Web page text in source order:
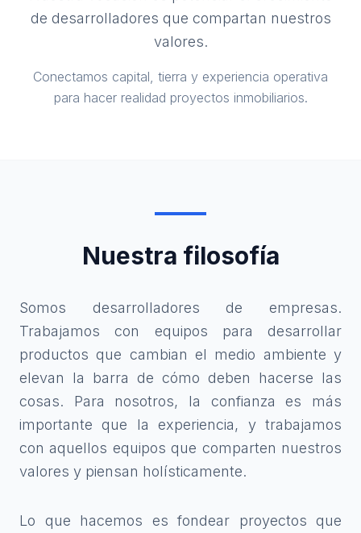
de desarrolladores que compartan nuestros
valores.
Conectamos capital, tierra y experiencia operativa
para hacer realidad proyectos inmobiliarios.
Nuestra filosofía
Somos desarrolladores de empresas.
Trabajamos con equipos para desarrollar
productos que cambian el medio ambiente y
elevan la barra de cómo deben hacerse las
cosas. Para nosotros, la confianza es más
importante que la experiencia, y trabajamos
con aquellos equipos que comparten nuestros
valores y piensan holísticamente.
Lo que hacemos es fondear proyectos que